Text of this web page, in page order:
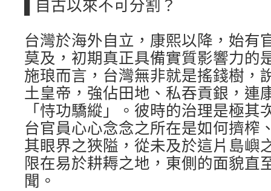
▌自古以來不可分割？
台灣於海外自立，康熙以降，始有
莫及，初期真正具備實質影響力的
施琅而言，台灣無非就是搖錢樹，
土皇帝，強佔田地、私吞貢銀，連
「恃功驕縱」。彼時的治理是極其
台官員心心念念之所在是如何擠榨
其眼界之狹隘，從未及於這片島嶼
限在易於耕耨之地，東側的面貌直
聞。